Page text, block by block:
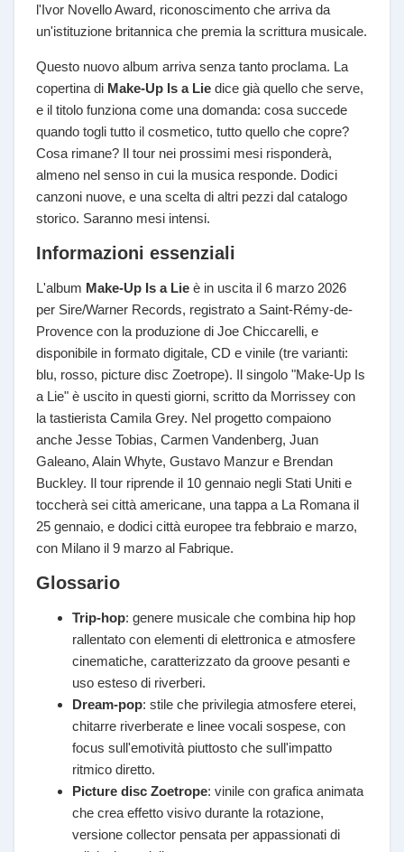
l'Ivor Novello Award, riconoscimento che arriva da
un'istituzione britannica che premia la scrittura musicale.
Questo nuovo album arriva senza tanto proclama. La
copertina di Make-Up Is a Lie dice già quello che serve,
e il titolo funziona come una domanda: cosa succede
quando togli tutto il cosmetico, tutto quello che copre?
Cosa rimane? Il tour nei prossimi mesi risponderà,
almeno nel senso in cui la musica responde. Dodici
canzoni nuove, e una scelta di altri pezzi dal catalogo
storico. Saranno mesi intensi.
Informazioni essenziali
L'album Make-Up Is a Lie è in uscita il 6 marzo 2026
per Sire/Warner Records, registrato a Saint-Rémy-de-
Provence con la produzione di Joe Chiccarelli, e
disponibile in formato digitale, CD e vinile (tre varianti:
blu, rosso, picture disc Zoetrope). Il singolo "Make-Up Is
a Lie" è uscito in questi giorni, scritto da Morrissey con
la tastierista Camila Grey. Nel progetto compaiono
anche Jesse Tobias, Carmen Vandenberg, Juan
Galeano, Alain Whyte, Gustavo Manzur e Brendan
Buckley. Il tour riprende il 10 gennaio negli Stati Uniti e
toccherà sei città americane, una tappa a La Romana il
25 gennaio, e dodici città europee tra febbraio e marzo,
con Milano il 9 marzo al Fabrique.
Glossario
Trip-hop: genere musicale che combina hip hop
rallentato con elementi di elettronica e atmosfere
cinematiche, caratterizzato da groove pesanti e
uso esteso di riverberi.
Dream-pop: stile che privilegia atmosfere eterei,
chitarre riverberate e linee vocali sospese, con
focus sull'emotività piuttosto che sull'impatto
ritmico diretto.
Picture disc Zoetrope: vinile con grafica animata
che crea effetto visivo durante la rotazione,
versione collector pensata per appassionati di